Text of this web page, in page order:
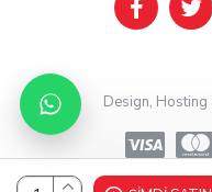
Design,